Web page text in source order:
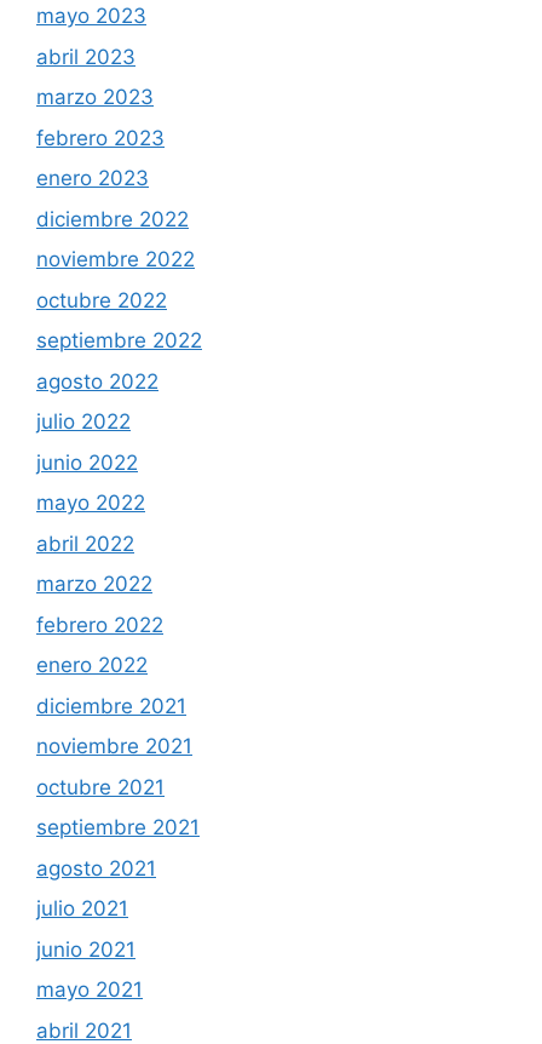
mayo 2023
abril 2023
marzo 2023
febrero 2023
enero 2023
diciembre 2022
noviembre 2022
octubre 2022
septiembre 2022
agosto 2022
julio 2022
junio 2022
mayo 2022
abril 2022
marzo 2022
febrero 2022
enero 2022
diciembre 2021
noviembre 2021
octubre 2021
septiembre 2021
agosto 2021
julio 2021
junio 2021
mayo 2021
abril 2021